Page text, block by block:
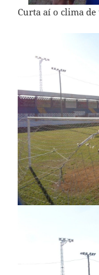
Curta aí o clima